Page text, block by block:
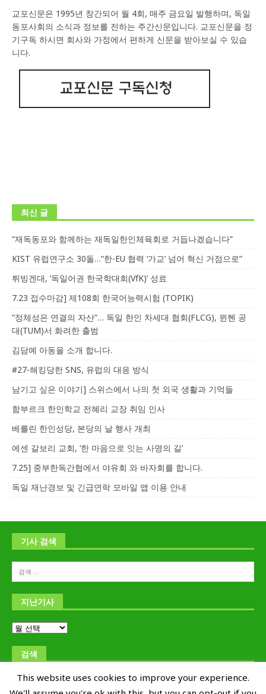
교포신문은 1995년 창간되어 월 4회, 매주 금요일 발행하며, 독일
동포사회의 소식과 정보를 전하는 주간신문입니다. 교포신문을 정
기구독 하시면 회사와 가정에서 편하게 신문을 받아보실 수 있습
니다.
최신 글
“재독동포와 함께하는 재독일한인체육회로 거듭나겠습니다”
KIST 유럽연구소 30돌…“한-EU 협력 ‘가교’ 넘어 혁신 거점으로”
튀빙겐대, ‘독일어권 한국학대회(VfK)’ 성료
7.23 접수마감] 제108회 한국어능력시험 (TOPIK)
“정체성은 연결의 자산”… 독일 한인 차세대 협회(FLCG), 뮌헨 공
대(TUM)서 화려한 출범
김담예 아동을 소개 합니다.
#27-해킹당한 SNS, 유럽의 대응 방식
남기고 싶은 이야기] 스위스에서 나의 첫 외국 생활과 기억들
함부르크 한인학교 전혜리 교장 취임 인사
베를린 한인성당, 본당의 날 행사 개최
에센 갈보리 교회, ‘한 마음으로 잇는 사명의 길’
7.25] 중부한독간협에서 야유회 와 바자회를 합니다.
독일 재난경보 및 긴급연락 모바일 앱 이용 안내
기사 검색
지난기사
검색
This website uses cookies to improve your experience.